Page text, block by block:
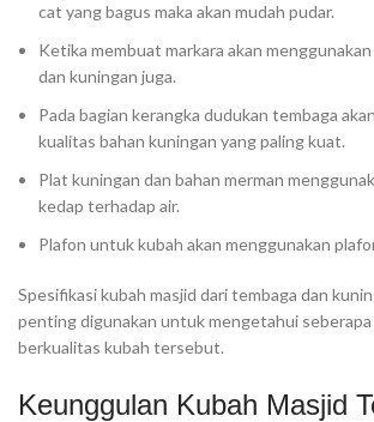
cat yang bagus maka akan mudah pudar.
Ketika membuat markara akan
dan kuningan juga.
Pada bagian kerangka dudukan tembaga
kualitas bahan kuningan yang paling kuat.
Plat kuningan dan bahan merman
kedap terhadap air.
Plafon untuk kubah akan menggunakan
Spesifikasi kubah masjid dari tembaga dan
penting digunakan untuk mengetahui seberapa
berkualitas kubah tersebut.
Keunggulan Kubah Masjid